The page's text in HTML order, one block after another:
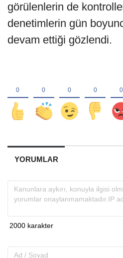
görülenlerin de
denetimlerin gün
devam ettiği gözlendi.
YORUMLAR